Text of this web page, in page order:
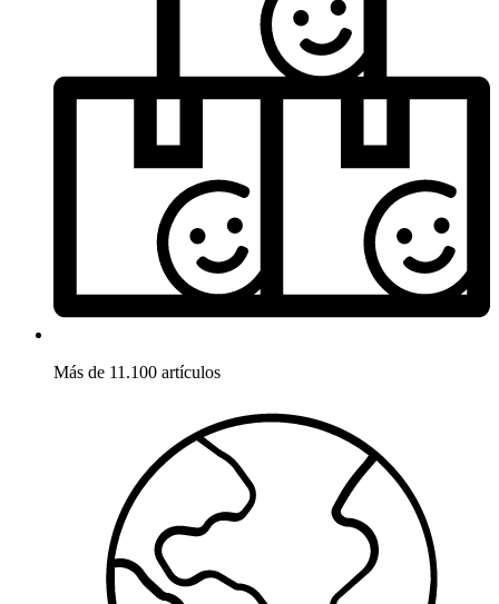
Más de 11.100 artículos